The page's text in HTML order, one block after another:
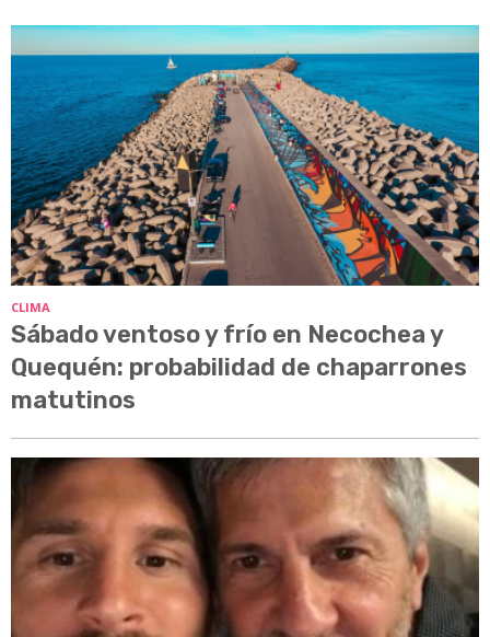
CLIMA
Sábado ventoso y frío en Necochea y
Quequén: probabilidad de chaparrones
matutinos